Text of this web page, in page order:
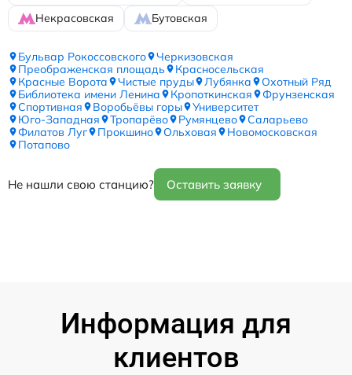
Некрасовская
Бутовская
Бульвар Рокоссовского
Черкизовская
Преображенская площадь
Красносельская
Красные Ворота
Чистые пруды Лубянка
Охотный Ряд
Библиотека имени Ленина
Кропоткинская
Фрунзенская
Спортивная
Воробьёвы горы
Университет
Юго-Западная
Тропарёво Румянцево
Саларьево
Филатов Луг
Прокшино Ольховая
Новомосковская
Потапово
Не нашли свою станцию? Оставить заявку
Информация для
клиентов